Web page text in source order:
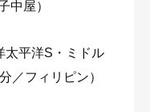
中屋）
太平洋S・ミドル
／フィリピン）